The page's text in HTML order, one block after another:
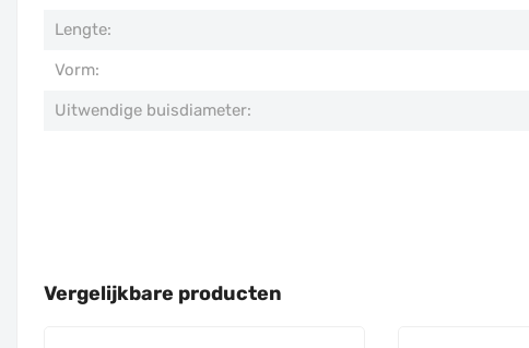
Lengte:
Vorm:
Uitwendige buisdiameter:
Vergelijkbare producten